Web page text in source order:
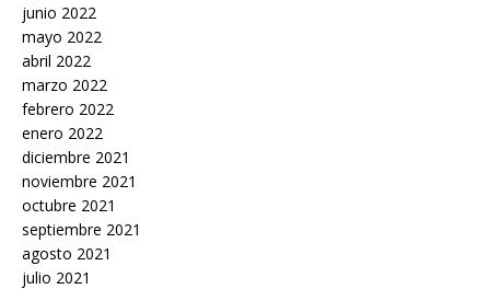
junio 2022
mayo 2022
abril 2022
marzo 2022
febrero 2022
enero 2022
diciembre 2021
noviembre 2021
octubre 2021
septiembre 2021
agosto 2021
julio 2021